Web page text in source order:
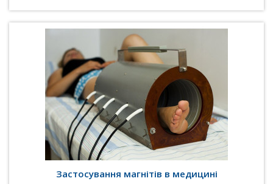
Застосування магнітів в медицині